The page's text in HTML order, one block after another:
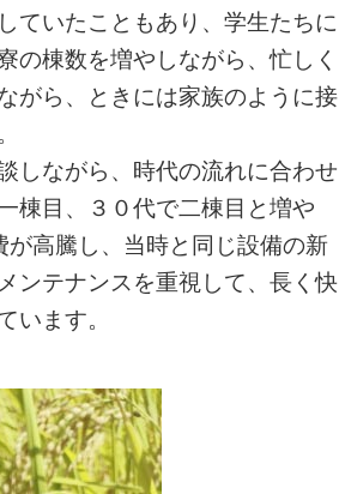
ていたこともあり、学生たちに
の棟数を増やしながら、忙しく
がら、ときには家族のように接
しながら、時代の流れに合わせ
棟目、３０代で二棟目と増や
高騰し、当時と同じ設備の新
ンテナンスを重視して、長く快
ます。